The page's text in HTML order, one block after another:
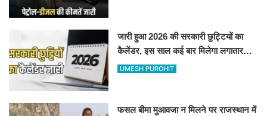
जारी हुआ 2026 की सरकारी छुट्टियों का
कैलेंडर, इस साल कई बार मिलेगा लगातार
अवकाश, देखें
UMESH PUROHIT
फसल बीमा मुआवजा न मिलने पर राजस्थान में